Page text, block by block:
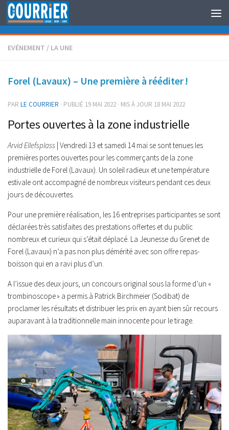
Au dessous du contenu
EVÉNEMENT / LA UNE
Forel (Lavaux) – Une première à rééditer !
PAR LE COURRIER · PUBLIÉ 19 MAI 2022 · MIS À JOUR 18 MAI 2022
Portes ouvertes à la zone industrielle
Arvid Ellefsplass | Vendredi 13 et samedi 14 mai se sont tenues les
premières portes ouvertes pour les commerçants de la zone
industrielle de Forel (Lavaux). Un soleil radieux et une température
estivale ont accompagné de nombreux visiteurs pendant ces deux
jours de découvertes.
Pour une première réalisation, les 16 entreprises participantes se sont
déclarées très satisfaites des prestations offertes et du public
nombreux et curieux qui s’était déplacé. La Jeunesse du Grenet de
Forel (Lavaux) n’a pas non plus démérité avec son offre repas-
boisson qui en a ravi plus d’un.
A l’issue des deux jours, un concours original sous la forme d’un «
trombinoscope » a permis à Patrick Birchmeier (Sodibat) de
proclamer les résultats et distribuer les prix en ayant bien sûr recours
auparavant à la traditionnelle main innocente pour le tirage.